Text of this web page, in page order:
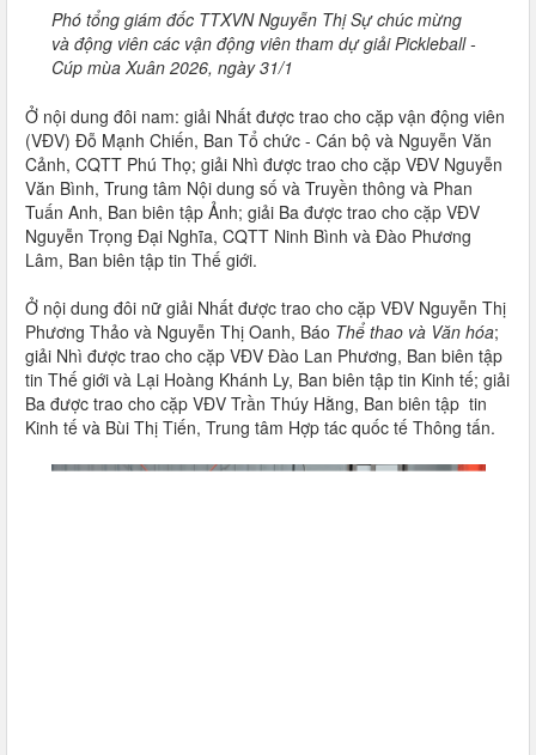
Phó tổng giám đốc TTXVN Nguyễn Thị Sự chúc mừng
và động viên các vận động viên tham dự giải Pickleball -
Cúp mùa Xuân 2026, ngày 31/1
Ở nội dung đôi nam: giải Nhất được trao cho cặp vận động viên
(VĐV) Đỗ Mạnh Chiến, Ban Tổ chức - Cán bộ và Nguyễn Văn
Cảnh, CQTT Phú Thọ; giải Nhì được trao cho cặp VĐV Nguyễn
Văn Bình, Trung tâm Nội dung số và Truyền thông và Phan
Tuấn Anh, Ban biên tập Ảnh; giải Ba được trao cho cặp VĐV
Nguyễn Trọng Đại Nghĩa, CQTT Ninh Bình và Đào Phương
Lâm, Ban biên tập tin Thế giới.
Ở nội dung đôi nữ giải Nhất được trao cho cặp VĐV Nguyễn Thị
Phương Thảo và Nguyễn Thị Oanh, Báo Thể thao và Văn hóa;
giải Nhì được trao cho cặp VĐV Đào Lan Phương, Ban biên tập
tin Thế giới và Lại Hoàng Khánh Ly, Ban biên tập tin Kinh tế; giải
Ba được trao cho cặp VĐV Trần Thúy Hằng, Ban biên tập tin
Kinh tế và Bùi Thị Tiến, Trung tâm Hợp tác quốc tế Thông tấn.